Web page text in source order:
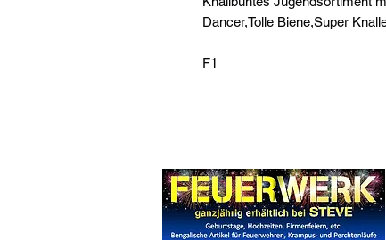
Dancer,Tolle Biene,Super
F1